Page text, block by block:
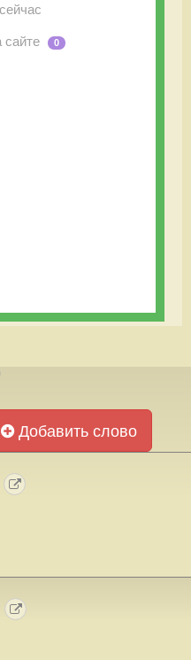
сайте 0
Добавить слово